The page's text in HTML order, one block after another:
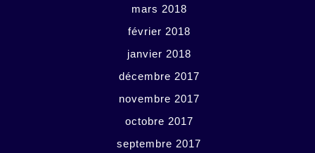
mars 2018
février 2018
janvier 2018
décembre 2017
novembre 2017
octobre 2017
septembre 2017